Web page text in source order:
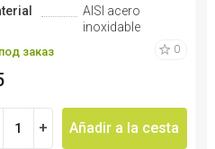
AISI acero
inoxidable
под заказ 0
+ Añadir a la cesta